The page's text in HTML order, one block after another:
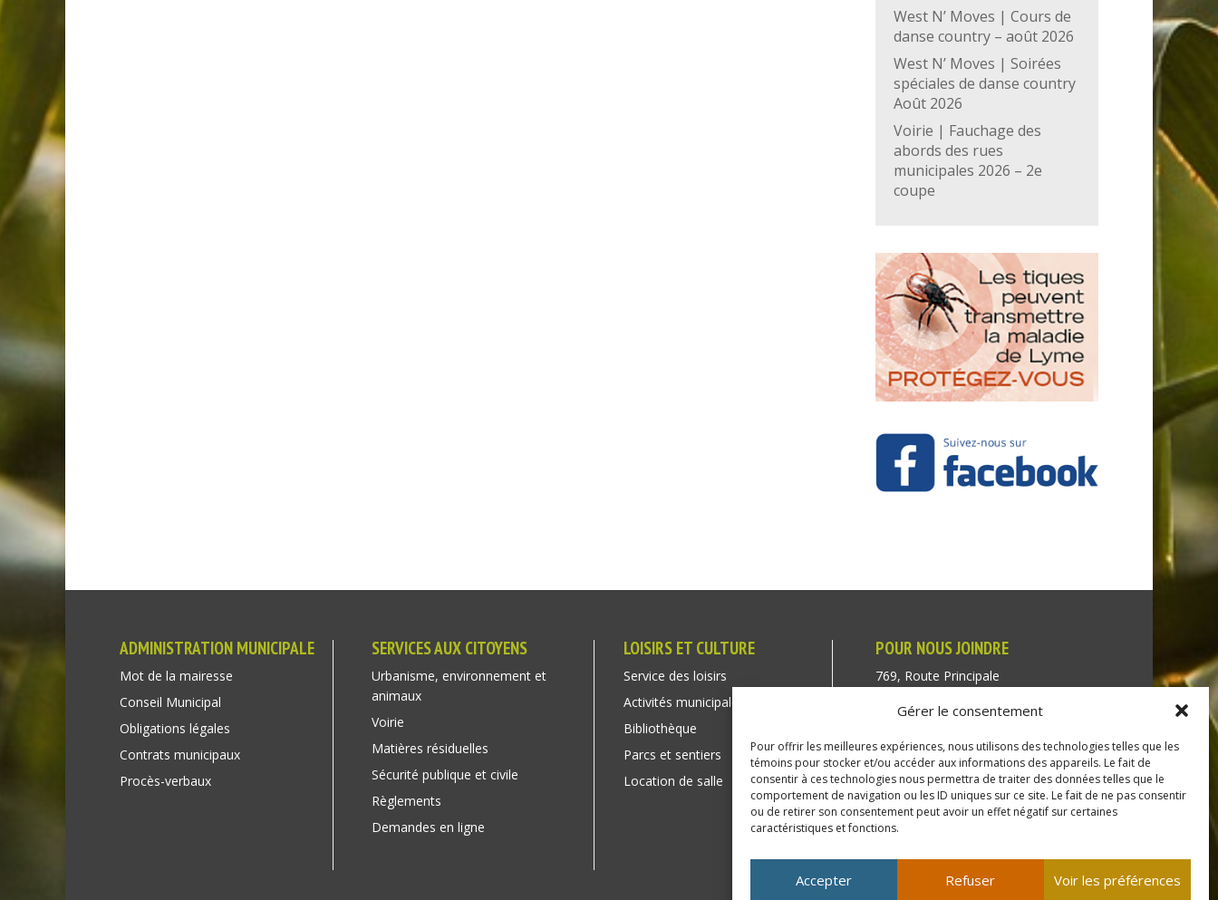
Gérer le consentement
Pour offrir les meilleures expériences, nous utilisons des technologies telles que les
témoins pour stocker et/ou accéder aux informations des appareils. Le fait de
consentir à ces technologies nous permettra de traiter des données telles que le
comportement de navigation ou les ID uniques sur ce site. Le fait de ne pas consentir
ou de retirer son consentement peut avoir un effet négatif sur certaines
caractéristiques et fonctions.
Accepter Refuser Voir les préférences
West N’ Moves | Cours de
danse country – août 2026
West N’ Moves | Soirées
spéciales de danse country
Août 2026
Voirie | Fauchage des
abords des rues
municipales 2026 – 2e
coupe
ADMINISTRATION MUNICIPALE
Mot de la mairesse
Conseil Municipal
Obligations légales
Contrats municipaux
Procès-verbaux
SERVICES AUX CITOYENS
Urbanisme, environnement et
animaux
Voirie
Matières résiduelles
Sécurité publique et civile
Règlements
Demandes en ligne
LOISIRS ET CULTURE
Service des loisirs
Activités municipales
Bibliothèque
Parcs et sentiers
Location de salle
POUR NOUS JOINDRE
769, Route Principale
Québec J0P 1P1
Téléphone : (450) 451-5203
Direction générale :
dir@tressaintredempteur.ca
Administration générale :
recep@tressaintredempteur.ca